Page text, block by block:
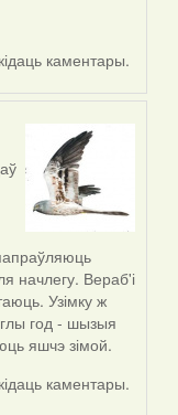
каментары.
начлегу. Вераб'і
Узімку ж
год - шызыя
яшчэ зімой.
каментары.